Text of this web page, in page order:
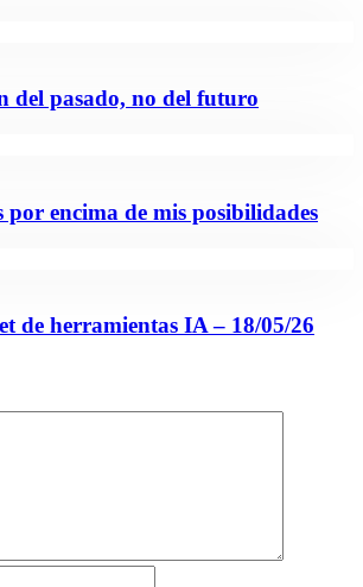
del pasado, no del futuro
por encima de mis posibilidades
de herramientas IA – 18/05/26